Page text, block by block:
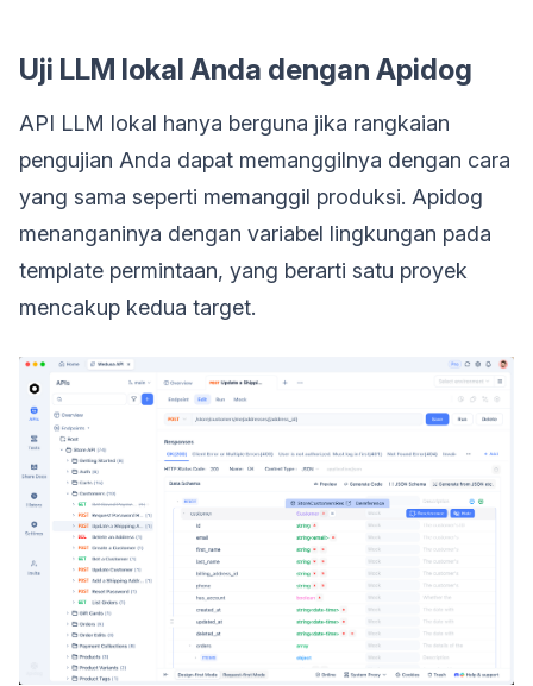
Uji LLM lokal Anda dengan Apidog
API LLM lokal hanya berguna jika rangkaian
pengujian Anda dapat memanggilnya dengan cara
yang sama seperti memanggil produksi. Apidog
menanganinya dengan variabel lingkungan pada
template permintaan, yang berarti satu proyek
mencakup kedua target.